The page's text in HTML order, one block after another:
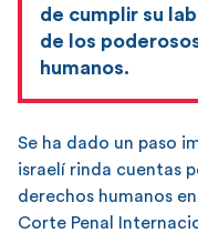
de cumplir su
de los
humanos.
Se ha dado un paso
israelí rinda cuentas
derechos humanos
Corte Penal